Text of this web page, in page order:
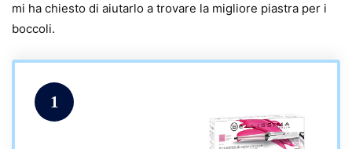
mi ha chiesto di aiutarlo a trovare la migliore piastra per i
boccoli.
1